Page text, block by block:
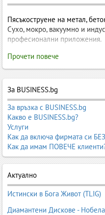
Пясъкоструене на метал,
Сухо, мокро, вакуумно и
професионални приложения.
Пясъкоструене –
почистване, обработка и
използва абразивен
насочва към повърхността, за
замърсявания, оксидни
Пясъкоструенето е
реставрацията,
боядисване.
който определя качеството
бъде боядисване,
Правилният избор на
чиста, равномерна и добре
Прочети повече
За BUSINESS.bg
За връзка с BUSINESS.bg
Какво е BUSINESS.bg?
Услуги
Как да включа фирмата си
Как да имам ПОВЕЧЕ
Актуално
Истински в Бога Живот (TLIG)
Диамантени Дискове - Нобела